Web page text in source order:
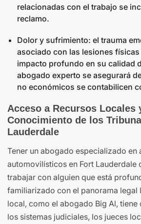
relacionadas con el trabajo se
reclamo.
Dolor y sufrimiento: el trauma
asociado con las lesiones
impacto profundo en su calidad
abogado experto se asegurará
no económicos se contabilicen
Acceso a Recursos Locales
Conocimiento de los
Lauderdale
Tener un abogado especializado en
automovilísticos en Fort Lauderdale
trabajar con alguien que está
familiarizado con el panorama legal
local, como el abogado Big Al,
los sistemas judiciales, los jueces